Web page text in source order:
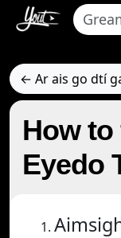
← Ar ais go dtí
How
Eyedo